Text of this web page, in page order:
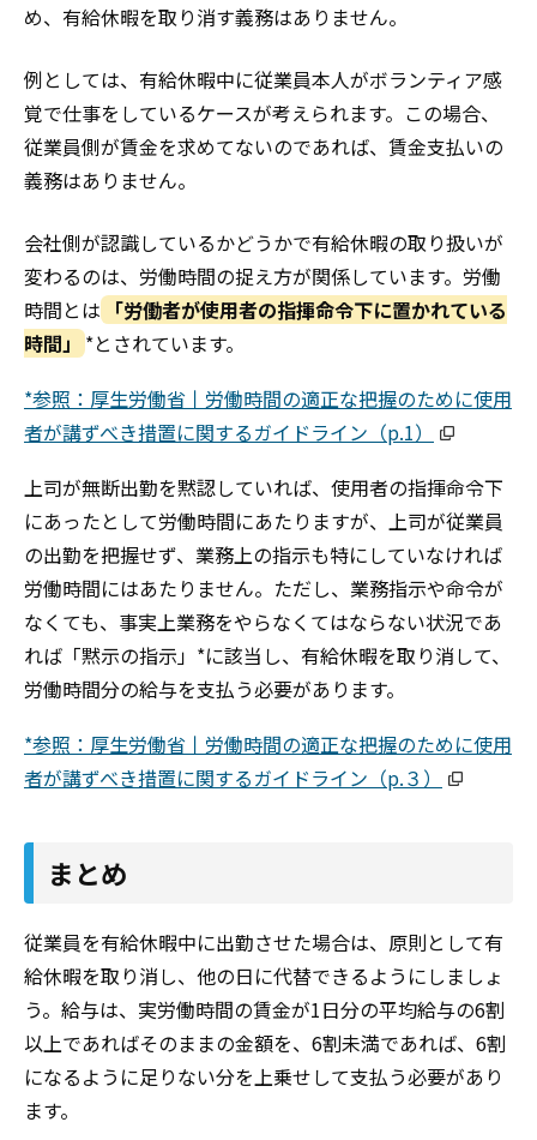
め、有給休暇を取り消す義務はありません。
例としては、有給休暇中に従業員本人がボランティア感
覚で仕事をしているケースが考えられます。この場合、
従業員側が賃金を求めてないのであれば、賃金支払いの
義務はありません。
会社側が認識しているかどうかで有給休暇の取り扱いが
変わるのは、労働時間の捉え方が関係しています。労働
時間とは 「労働者が使用者の指揮命令下に置かれている
時間」 *とされています。
*参照：厚生労働省丨労働時間の適正な把握のために使用
者が講ずべき措置に関するガイドライン（p.1）
上司が無断出勤を黙認していれば、使用者の指揮命令下
にあったとして労働時間にあたりますが、上司が従業員
の出勤を把握せず、業務上の指示も特にしていなければ
労働時間にはあたりません。ただし、業務指示や命令が
なくても、事実上業務をやらなくてはならない状況であ
れば「黙示の指示」 *に該当し、有給休暇を取り消して、
労働時間分の給与を支払う必要があります。
*参照：厚生労働省丨労働時間の適正な把握のために使用
者が講ずべき措置に関するガイドライン（p.３）
まとめ
従業員を有給休暇中に出勤させた場合は、原則として有
給休暇を取り消し、他の日に代替できるようにしましょ
う。給与は、実労働時間の賃金が1日分の平均給与の6割
以上であればそのままの金額を、6割未満であれば、6割
になるように足りない分を上乗せして支払う必要があり
ます。